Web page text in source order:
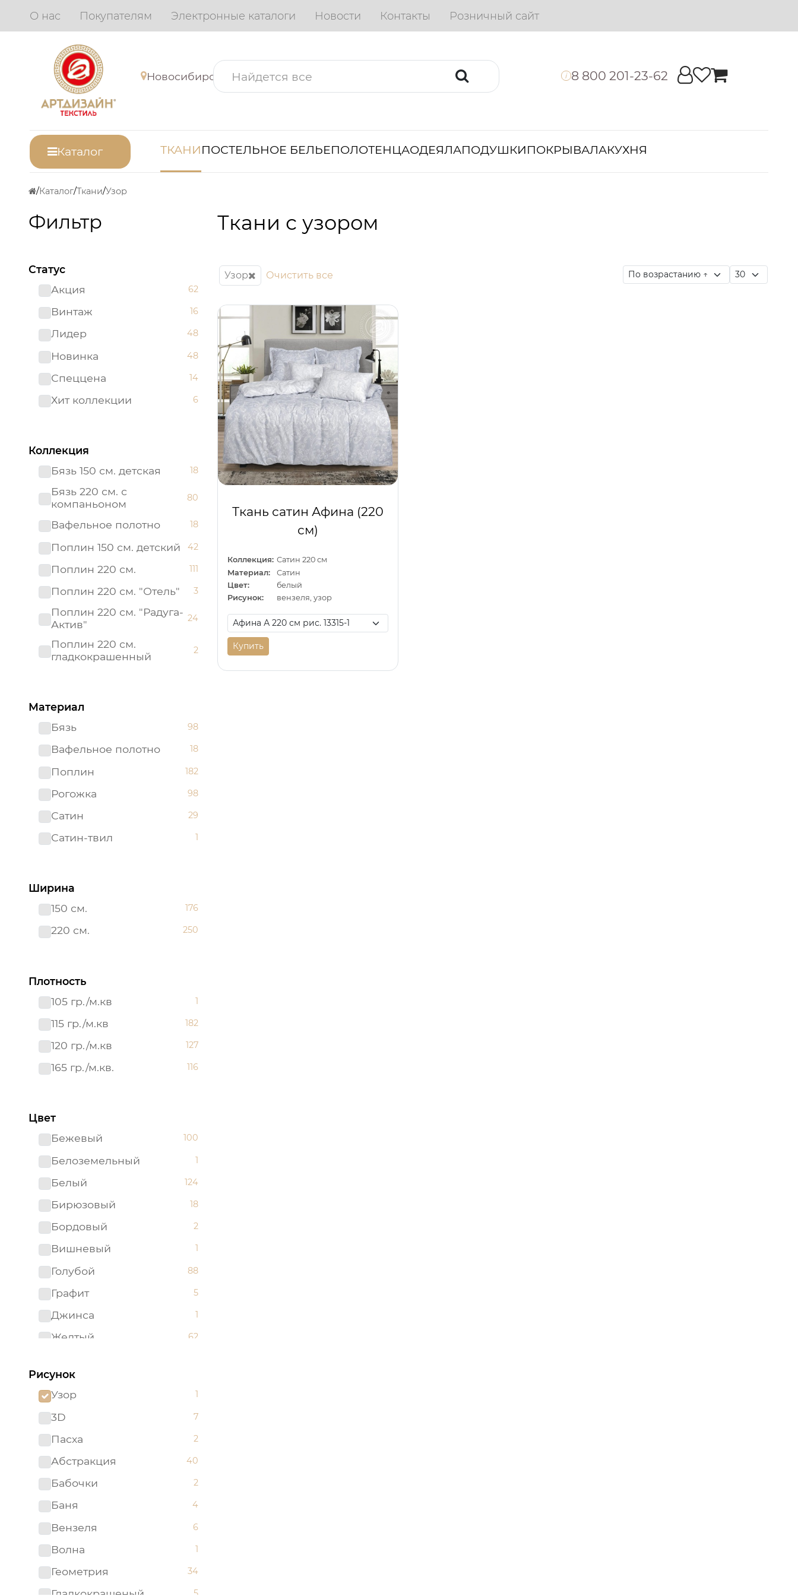
О нас Покупателям Электронные каталоги Новости Контакты Розничный сайт
Новосибирск i 8 800 201-23-62
Каталог ТКАНИПОСТЕЛЬНОЕ БЕЛЬЕПОЛОТЕНЦАОДЕЯЛАПОДУШКИПОКРЫВАЛАКУХНЯ
Каталог Ткани Узор
Фильтр
Статус
Акция
62
Винтаж 16
Лидер 48
Новинка 48
Спеццена 14
Хит коллекции 6
Коллекция
Бязь 150 см. детская
18
Бязь 220 см. с
компаньоном
80
Вафельное полотно 18
Поплин 150 см. детский 42
Поплин 220 см. 111
Поплин 220 см. "Отель" 3
Поплин 220 см. "Радуга-
Актив"
24
Поплин 220 см.
гладкокрашенный
2
Рогожка 150 см.
Сатин 220 см 19
Сатин 220 см.
гладкокрашенный
9
Сатин-твил 220 см 1
Материал
Бязь
98
Вафельное полотно 18
Поплин 182
Рогожка 98
Сатин 29
Сатин-твил 1
Ширина
150 см.
176
220 см. 250
Плотность
105 гр./м.кв
1
115 гр./м.кв 182
120 гр./м.кв 127
165 гр./м.кв. 116
Цвет
Бежевый
100
Белоземельный 1
Белый 124
Бирюзовый 18
Бордовый 2
Вишневый 1
Голубой 88
Графит 5
Джинса 1
Желтый 62
Золотистый
Золотой
Изумрудный
Капучино
Коричневый
Красный
Ментоловый
Мятный
Оливковый
Оранжевый
Рисунок
Узор
1
3D 7
Пасха 2
Абстракция 40
Бабочки 2
Баня 4
Вензеля 6
Волна 1
Геометрия 34
Гладкокрашеный 5
Ткани с узором
Узор Очистить все
Ткань сатин Афина (220
см)
Коллекция: Сатин 220 см
Материал:
Сатин
Цвет:
белый
Рисунок:
вензеля, узор
Купить